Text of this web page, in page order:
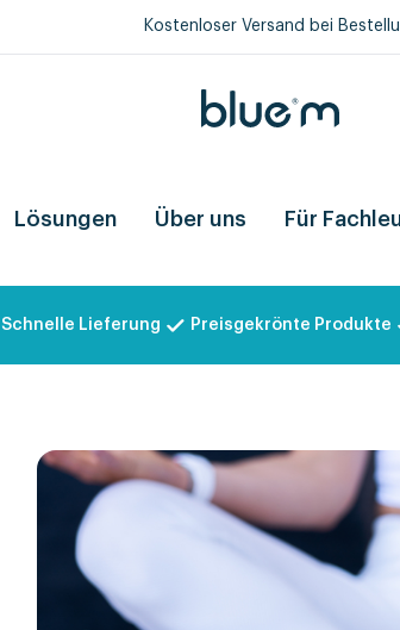
Kostenloser Versand bei
Lösungen Über uns Für
Schnelle Lieferung Preisgekrönte Produkte